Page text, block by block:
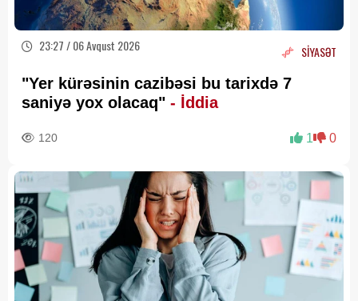
23:27 / 06 Avqust 2026 SİYASƏT
"Yer kürəsinin cazibəsi bu tarixdə 7
saniyə yox olacaq" - İddia
120 1 0